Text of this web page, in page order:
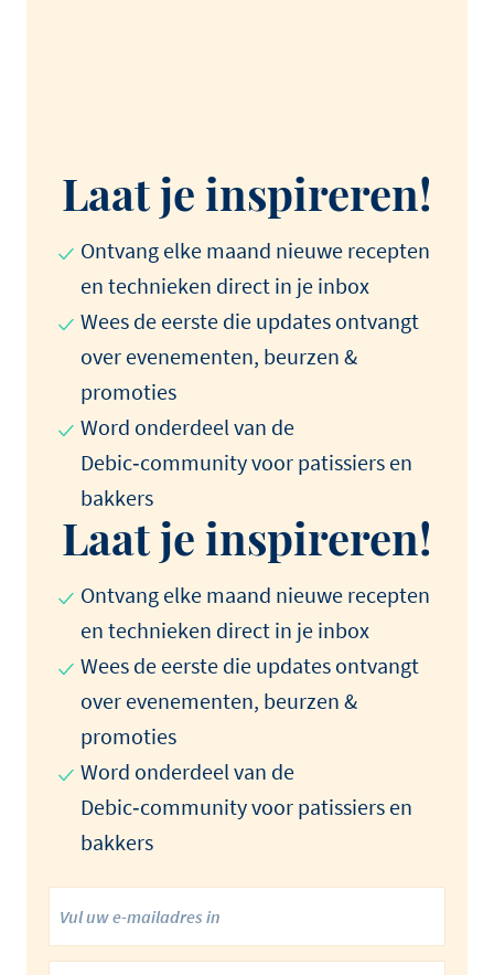
Laat je inspireren!
Ontvang elke maand nieuwe recepten
en technieken direct in je inbox
Wees de eerste die updates ontvangt
over evenementen, beurzen &
promoties
Word onderdeel van de
Debic‑community voor patissiers en
bakkers
Laat je inspireren!
Ontvang elke maand nieuwe recepten
en technieken direct in je inbox
Wees de eerste die updates ontvangt
over evenementen, beurzen &
promoties
Word onderdeel van de
Debic‑community voor patissiers en
bakkers